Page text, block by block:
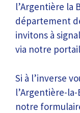
l’Argentière la
département
invitons à
via notre
Si à l’inverse
l’Argentière-
notre